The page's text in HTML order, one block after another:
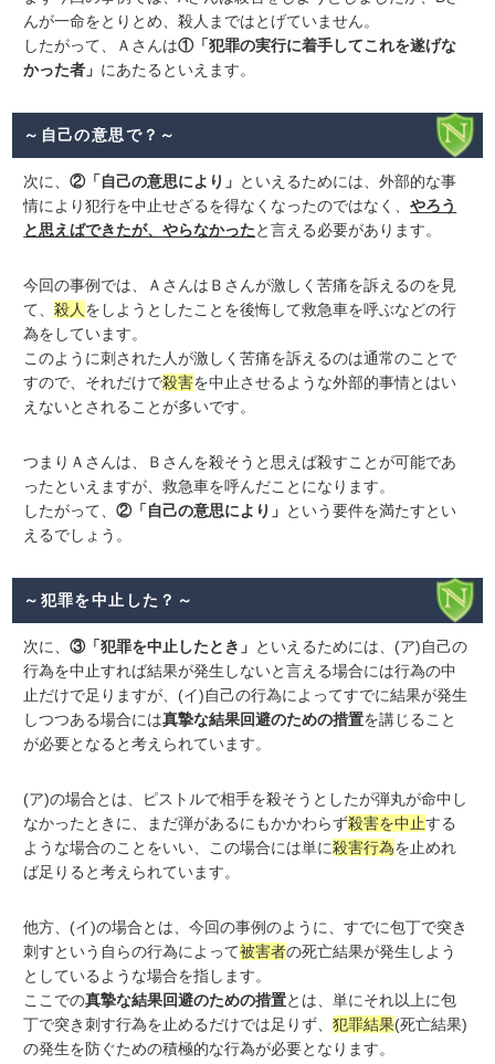
んが一命をとりとめ、殺人まではとげていません。
したがって、Ａさんは①「犯罪の実行に着手してこれを遂げな
かった者」 にあたるといえます。
～自己の意思で？～
次に、②「自己の意思により」 といえるためには、外部的な事
情により犯行を中止せざるを得なくなったのではなく、やろう
と思えばできたが、やらなかったと言える必要があります。
今回の事例では、ＡさんはＢさんが激しく苦痛を訴えるのを見
て、殺人をしようとしたことを後悔して救急車を呼ぶなどの行
為をしています。
このように刺された人が激しく苦痛を訴えるのは通常のことで
すので、それだけで殺害を中止させるような外部的事情とはい
えないとされることが多いです。
つまりＡさんは、Ｂさんを殺そうと思えば殺すことが可能であ
ったといえますが、救急車を呼んだことになります。
したがって、②「自己の意思により」 という要件を満たすとい
えるでしょう。
～犯罪を中止した？～
次に、③「犯罪を中止したとき」 といえるためには、(ア)自己の
行為を中止すれば結果が発生しないと言える場合には行為の中
止だけで足りますが、(イ)自己の行為によってすでに結果が発生
しつつある場合には真摯な結果回避のための措置を講じること
が必要となると考えられています。
(ア)の場合とは、ピストルで相手を殺そうとしたが弾丸が命中し
なかったときに、まだ弾があるにもかかわらず殺害を中止する
ような場合のことをいい、この場合には単に殺害行為を止めれ
ば足りると考えられています。
他方、(イ)の場合とは、今回の事例のように、すでに包丁で突き
刺すという自らの行為によって被害者の死亡結果が発生しよう
としているような場合を指します。
ここでの真摯な結果回避のための措置とは、単にそれ以上に包
丁で突き刺す行為を止めるだけでは足りず、犯罪結果(死亡結果)
の発生を防ぐための積極的な行為が必要となります。